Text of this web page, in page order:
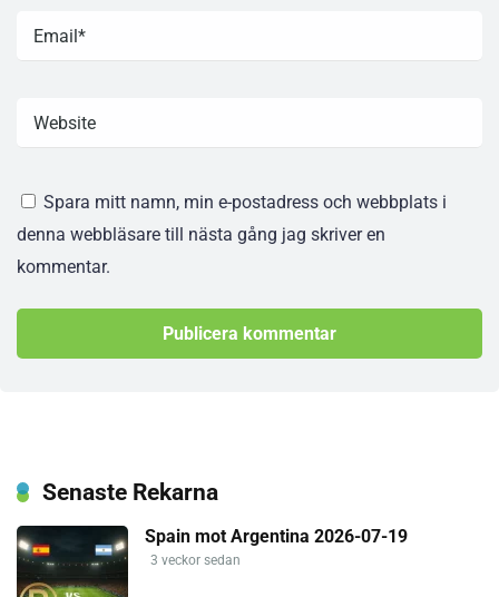
Spara mitt namn, min e-postadress och webbplats i
denna webbläsare till nästa gång jag skriver en
kommentar.
Senaste Rekarna
Spain mot Argentina 2026-07-19
3 veckor sedan